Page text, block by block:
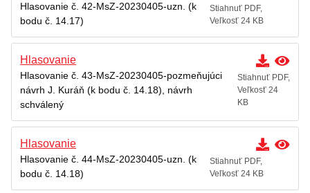
Hlasovanie č. 42-MsZ-20230405-uzn. (k
bodu č. 14.17)
Stiahnuť PDF,
Veľkosť 24 KB
Hlasovanie
Hlasovanie č. 43-MsZ-20230405-pozmeňujúci
návrh J. Kuráň (k bodu č. 14.18), návrh
schválený
Stiahnuť PDF,
Veľkosť 24
KB
Hlasovanie
Hlasovanie č. 44-MsZ-20230405-uzn. (k
bodu č. 14.18)
Stiahnuť PDF,
Veľkosť 24 KB